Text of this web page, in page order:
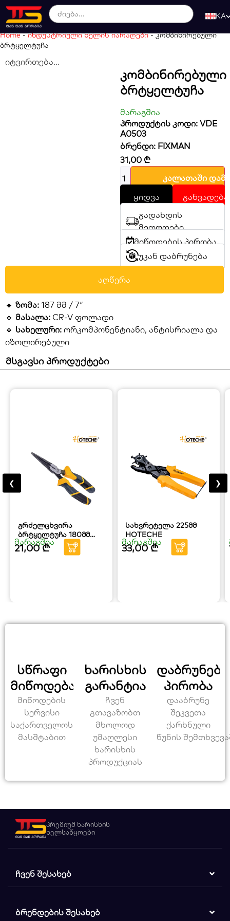
KA
Home-ინდუსტრიული ხელის იარაღები-კომბინირებული
ბრტყელტუჩა
იტვირთება...
Კომბინირებული
Ბრტყელტუჩა
მარაგშია
პროდუქტის კოდი: VDE
A0503
ბრენდი: FIXMAN
31,00 ₾
კალათაში
ყიდვა
განვადება
გადახდის
მეთოდები
მიწოდების პირობა
უკან დაბრუნება
აღწერა
🔹 ზომა: 187 მმ / 7″
🔹 მასალა: CR-V ფოლადი
🔹 სახელური: ორკომპონენტიანი, ანტისრიალა და
იზოლირებული
მსგავსი პროდუქტები
გრძელცხვირა
ბრტყელტუჩა 180მმ
HOTECHE
მარაგშია
21,00₾
სახვრეტელა 225მმ
HOTECHE
მარაგშია
33,00₾
❮ ❯
სწრაფი
მიწოდება
მიწოდების
სერვისი
საქართველოს
მასშტაბით
ხარისხის
გარანტია
ჩვენ
გთავაზობთ
მხოლოდ
უმაღლესი
ხარისხის
პროდუქციას
პირობა
დააბრუნე
შეკვეთა
ქარხნული
წუნის
პრემიუმ ხარისხის
ხელსაწყოები
ᲩᲕᲔᲜ ᲨᲔᲡᲐᲮᲔᲑ
ᲑᲠᲔᲜᲓᲔᲑᲘᲡ ᲨᲔᲡᲐᲮᲔᲑ